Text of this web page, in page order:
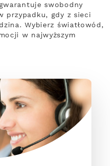
swobodny
przypadku, gdy z sieci
Wybierz światłowód,
w najwyższym